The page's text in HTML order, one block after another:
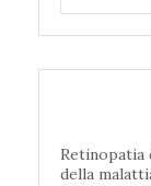
Retinopatia
della